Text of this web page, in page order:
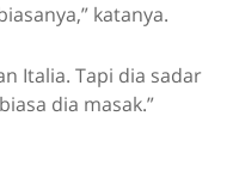
katanya.
Italia. Tapi dia sadar
dia masak.”